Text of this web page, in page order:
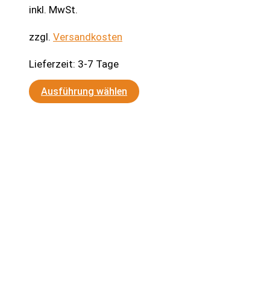
inkl. MwSt.
zzgl. Versandkosten
Lieferzeit: 3-7 Tage
Ausführung wählen
Dieses